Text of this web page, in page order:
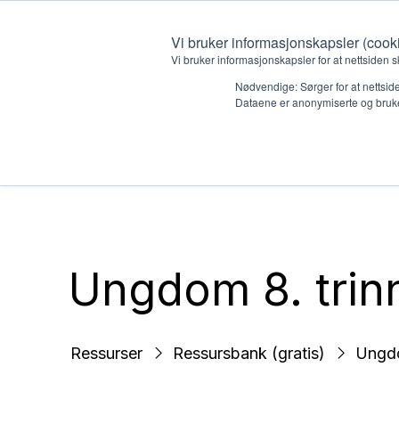
Vi bruker informasjonskapsler
Vi bruker informasjonskapsler for at nettsiden
Nødvendige: Sørger for at
Dataene er anonymiserte og
Gi en gave
Oioioi!
Barn
Ungdom 8.
Ressurser Ressursbank (gratis)